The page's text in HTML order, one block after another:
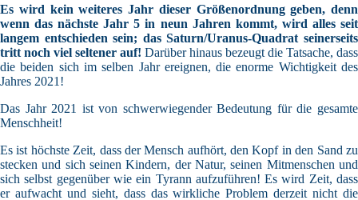
Es wird kein weiteres Jahr dieser Größenordnung geben, denn
wenn das nächste Jahr 5 in neun Jahren kommt, wird alles seit
langem entschieden sein; das Saturn/Uranus-Quadrat seinerseits
tritt noch viel seltener auf! Darüber hinaus bezeugt die Tatsache, dass
die beiden sich im selben Jahr ereignen, die enorme Wichtigkeit des
Jahres 2021!
Das Jahr 2021 ist von schwerwiegender Bedeutung für die gesamte
Menschheit!
Es ist höchste Zeit, dass der Mensch aufhört, den Kopf in den Sand zu
stecken und sich seinen Kindern, der Natur, seinen Mitmenschen und
sich selbst gegenüber wie ein Tyrann aufzuführen! Es wird Zeit, dass
er aufwacht und sieht, dass das wirkliche Problem derzeit nicht die